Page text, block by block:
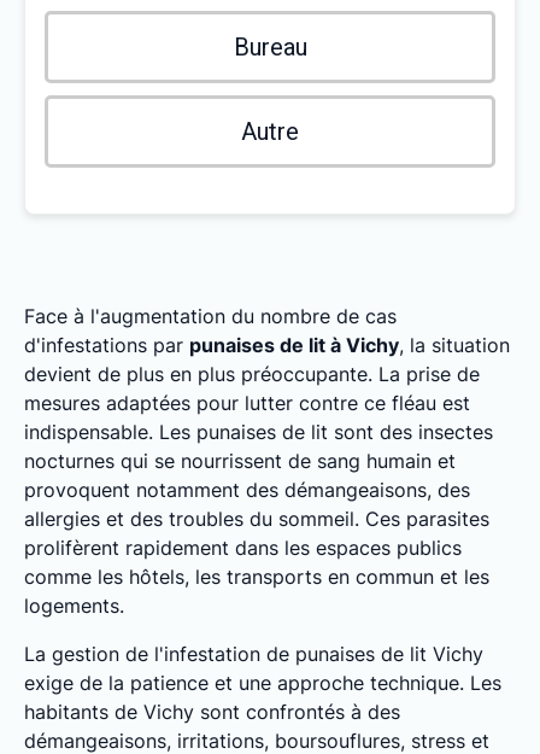
Bureau
Autre
Face à l'augmentation du nombre de cas
d'infestations par punaises de lit à Vichy, la situation
devient de plus en plus préoccupante. La prise de
mesures adaptées pour lutter contre ce fléau est
indispensable. Les punaises de lit sont des insectes
nocturnes qui se nourrissent de sang humain et
provoquent notamment des démangeaisons, des
allergies et des troubles du sommeil. Ces parasites
prolifèrent rapidement dans les espaces publics
comme les hôtels, les transports en commun et les
logements.
La gestion de l'infestation de punaises de lit Vichy
exige de la patience et une approche technique. Les
habitants de Vichy sont confrontés à des
démangeaisons, irritations, boursouflures, stress et